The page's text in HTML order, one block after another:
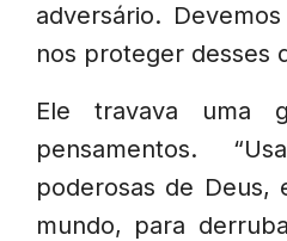
adversário.
nos proteger desses
Ele travava uma
pensamentos.
poderosas de Deus,
mundo, para